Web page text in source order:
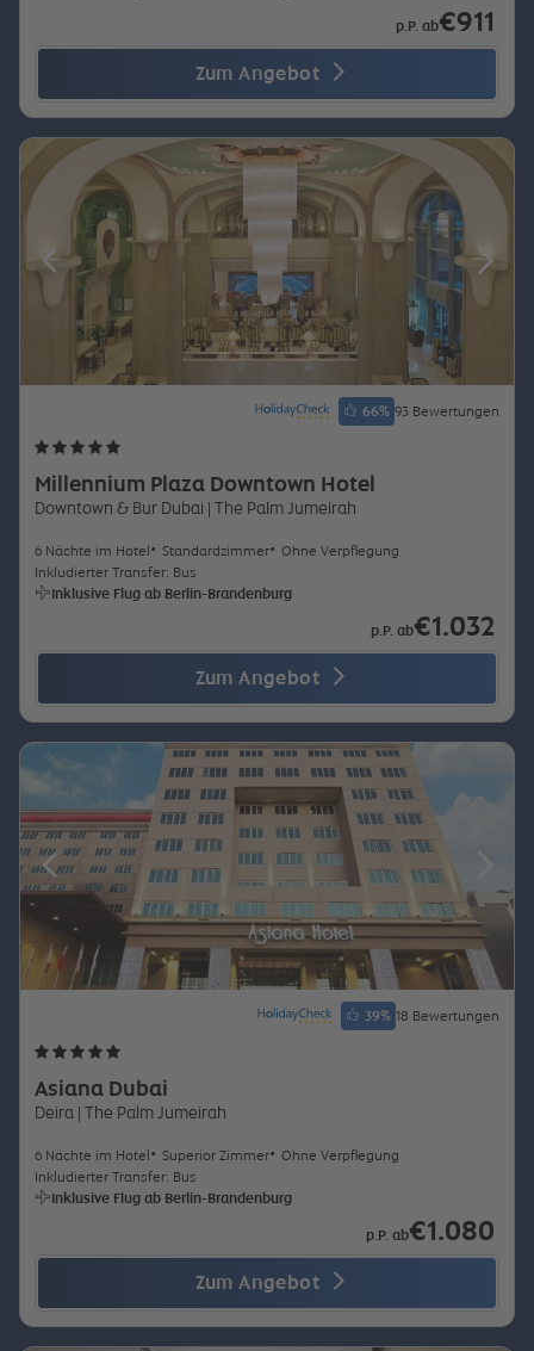
p.P. ab€911
Zum Angebot
Millennium Plaza Downtown Hotel
Downtown & Bur Dubai | The Palm Jumeirah
66% 93 Bewertungen
6 Nächte im Hotel Standardzimmer
Ohne Verpflegung
Inkludierter Transfer: Bus
Inklusive Flug ab Berlin-Brandenburg
p.P. ab€1.032
Zum Angebot
Asiana Dubai
Deira | The Palm Jumeirah
39% 18 Bewertungen
6 Nächte im Hotel Superior Zimmer
Ohne Verpflegung
Inkludierter Transfer: Bus
Inklusive Flug ab Berlin-Brandenburg
p.P. ab€1.080
Zum Angebot